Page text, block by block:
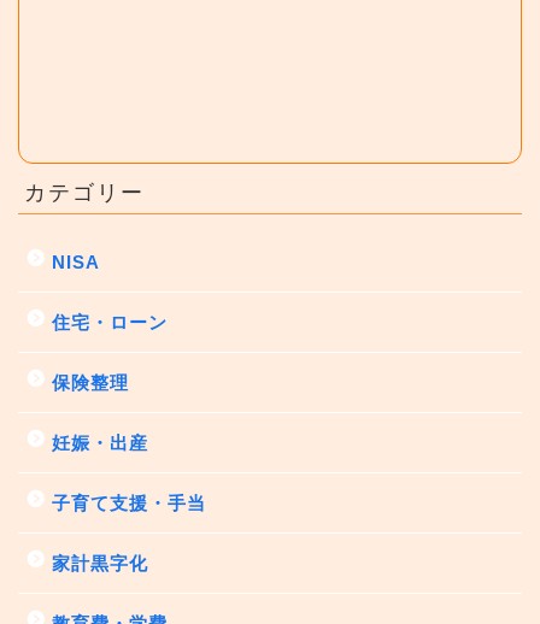
カテゴリー
NISA
住宅・ローン
保険整理
妊娠・出産
子育て支援・手当
家計黒字化